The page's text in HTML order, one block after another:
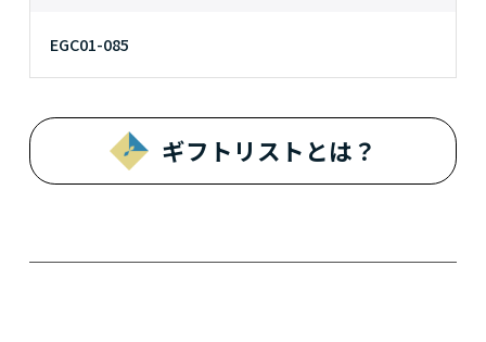
EGC01-085
ギフトリストとは？